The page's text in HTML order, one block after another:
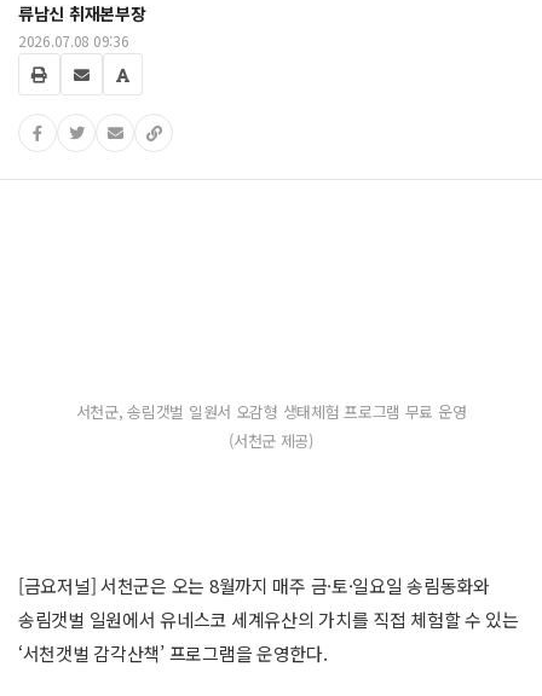
류남신 취재본부장
2026.07.08 09:36
서천군, 송림갯벌 일원서 오감형 생태체험 프로그램 무료 운영
(서천군 제공)
[금요저널] 서천군은 오는 8월까지 매주 금·토·일요일 송림동화와
송림갯벌 일원에서 유네스코 세계유산의 가치를 직접 체험할 수 있는
‘서천갯벌 감각산책’ 프로그램을 운영한다.